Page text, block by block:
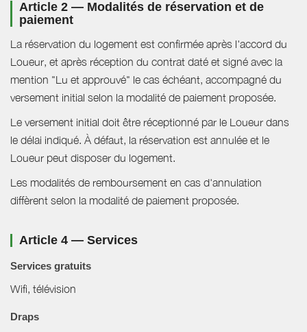
Article 2 — Modalités de réservation et de
paiement
La réservation du logement est confirmée après l'accord du
Loueur, et après réception du contrat daté et signé avec la
mention "Lu et approuvé" le cas échéant, accompagné du
versement initial selon la modalité de paiement proposée.
Le versement initial doit être réceptionné par le Loueur dans
le délai indiqué. À défaut, la réservation est annulée et le
Loueur peut disposer du logement.
Les modalités de remboursement en cas d'annulation
diffèrent selon la modalité de paiement proposée.
Article 4 — Services
Services gratuits
Wifi, télévision
Draps